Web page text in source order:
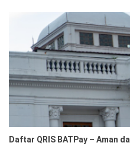
Daftar QRIS BATPay – Aman